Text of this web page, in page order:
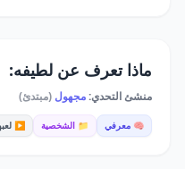
ماذا تعرف عن لطيفه:
منشئ التحدي:مجهول (مبتدئ)
🧠 معرفي 📁 الشخصية ▶️ لعبها